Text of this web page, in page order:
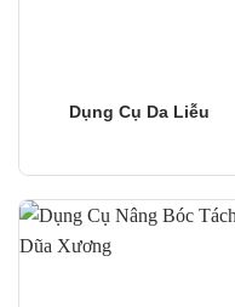
Dụng Cụ Da Liễu